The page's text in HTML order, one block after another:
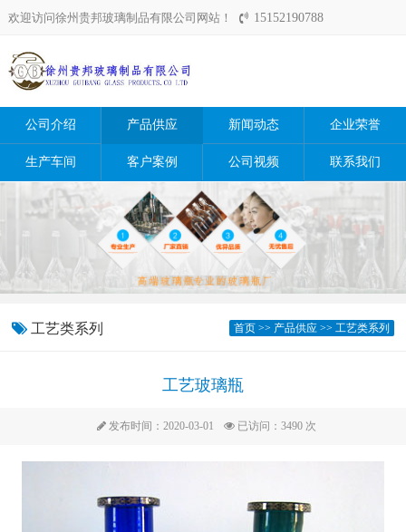
欢迎访问徐州贵邦玻璃制品有限公司网站！ 15152190788
公司介绍 产品供应 新闻动态 企业荣誉
生产车间 客户案例 公司视频 联系我们
工艺类系列 首页>> 产品供应>> 工艺类系列
工艺玻璃瓶
发布时间：2020-03-01 已访问：3490 次